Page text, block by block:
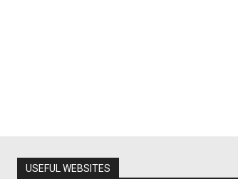
USEFUL WEBSITES